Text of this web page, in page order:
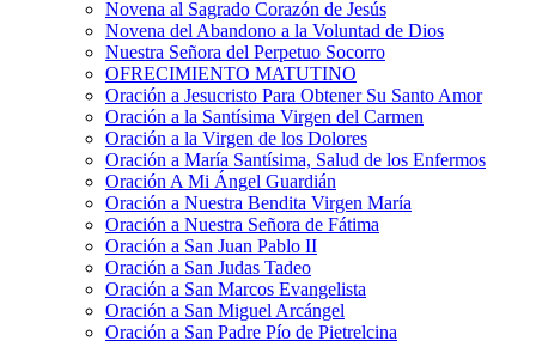
Novena al Sagrado Corazón de Jesús
Novena del Abandono a la Voluntad de Dios
Nuestra Señora del Perpetuo Socorro
OFRECIMIENTO MATUTINO
Oración a Jesucristo Para Obtener Su Santo Amor
Oración a la Santísima Virgen del Carmen
Oración a la Virgen de los Dolores
Oración a María Santísima, Salud de los Enfermos
Oración A Mi Ángel Guardián
Oración a Nuestra Bendita Virgen María
Oración a Nuestra Señora de Fátima
Oración a San Juan Pablo II
Oración a San Judas Tadeo
Oración a San Marcos Evangelista
Oración a San Miguel Arcángel
Oración a San Padre Pío de Pietrelcina